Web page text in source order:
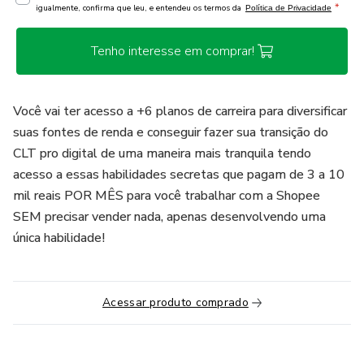
igualmente, confirma que leu, e entendeu os termos da Política de Privacidade *
Tenho interesse em comprar!
Você vai ter acesso a +6 planos de carreira para diversificar
suas fontes de renda e conseguir fazer sua transição do
CLT pro digital de uma maneira mais tranquila tendo
acesso a essas habilidades secretas que pagam de 3 a 10
mil reais POR MÊS para você trabalhar com a Shopee
SEM precisar vender nada, apenas desenvolvendo uma
única habilidade!
Acessar produto comprado